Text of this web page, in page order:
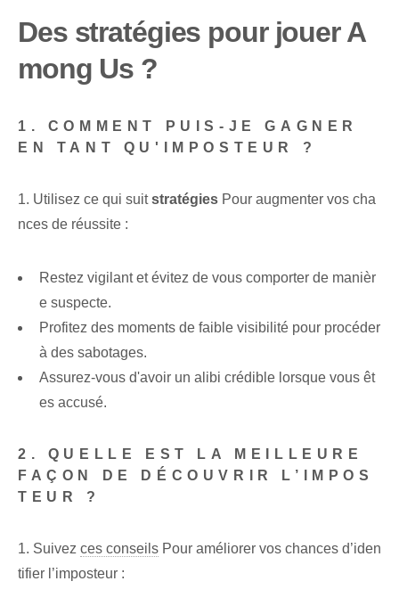
Des stratégies pour jouer A
mong Us ?
1. COMMENT PUIS-JE GAGNER
EN TANT QU'IMPOSTEUR ?
1. Utilisez ce qui suitstratégies Pour augmenter vos cha
nces de réussite :
Restez vigilant et évitez de vous comporter de manièr
e suspecte.
Profitez des moments de faible visibilité pour procéder
à des sabotages.
Assurez-vous d'avoir un alibi crédible lorsque vous êt
es accusé.
2. QUELLE EST LA MEILLEURE
FAÇON DE DÉCOUVRIR L’IMPOS
TEUR ?
1. Suivez ces conseils Pour améliorer vos chances d’iden
tifier l’imposteur :